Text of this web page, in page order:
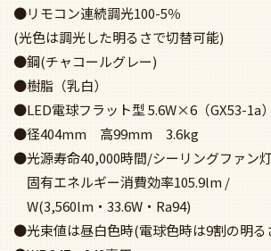
●リモコン連続調光100-5％
(光色は調光した明るさで切替可能)
●鋼(チャコールグレー)
●樹脂（乳白）
●LED電球フラット型 5.6W×6（GX53-1a
●径404mm 高99mm 3.6kg
●光源寿命40,000時間/シーリングファン
固有エネルギー消費効率105.9lm /
W(3,560lm・33.6W・Ra94)
●光束値は昼白色時(電球色時は9割の明る